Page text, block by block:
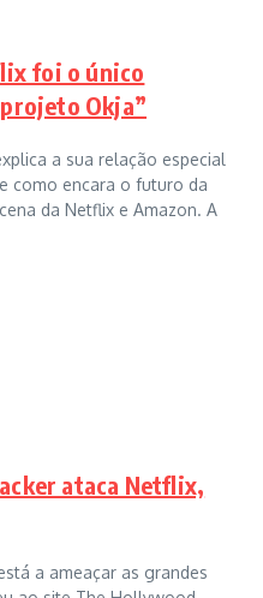
foi o único
Okja”
a sua relação especial
como encara o futuro da
da Netflix e Amazon. A
ataca Netflix,
a ameaçar as grandes